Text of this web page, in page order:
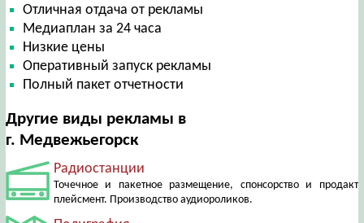
Отличная отдача от рекламы
Медиаплан за 24 часа
Низкие цены
Оперативный запуск рекламы
Полный пакет отчетности
Другие виды рекламы в
г. Медвежьегорск
Радиостанции
Точечное и пакетное размещение, спонсорство и продакт
плейсмент. Производство аудиороликов.